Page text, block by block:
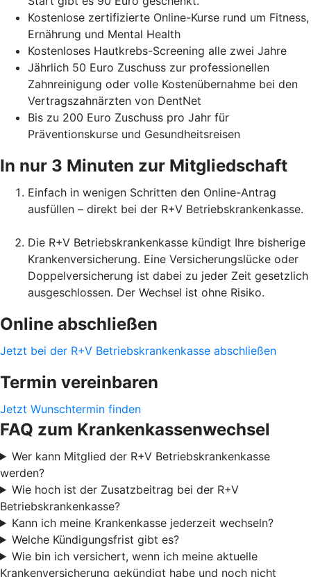
Kostenlose zertifizierte Online-Kurse rund um Fitness,
Ernährung und Mental Health
Kostenloses Hautkrebs-Screening alle zwei Jahre
Jährlich 50 Euro Zuschuss zur professionellen
Zahnreinigung oder volle Kostenübernahme bei den
Vertragszahnärzten von DentNet
Bis zu 200 Euro Zuschuss pro Jahr für
Präventionskurse und Gesundheitsreisen
In nur 3 Minuten zur Mitgliedschaft
Einfach in wenigen Schritten den Online-Antrag
ausfüllen – direkt bei der R+V Betriebskrankenkasse.
Die R+V Betriebskrankenkasse kündigt Ihre bisherige
Krankenversicherung. Eine Versicherungslücke oder
Doppelversicherung ist dabei zu jeder Zeit gesetzlich
ausgeschlossen. Der Wechsel ist ohne Risiko.
Online abschließen
Jetzt bei der R+V Betriebskrankenkasse abschließen
Termin vereinbaren
Jetzt Wunschtermin finden
FAQ zum Krankenkassenwechsel
Wer kann Mitglied der R+V Betriebskrankenkasse
werden?
Wie hoch ist der Zusatzbeitrag bei der R+V
Betriebskrankenkasse?
Kann ich meine Krankenkasse jederzeit wechseln?
Welche Kündigungsfrist gibt es?
Wie bin ich versichert, wenn ich meine aktuelle
Krankenversicherung gekündigt habe und noch nicht